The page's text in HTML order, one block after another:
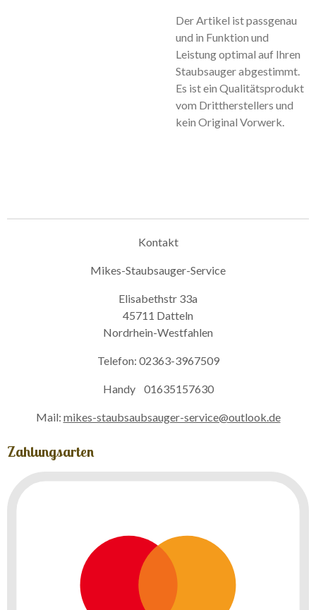
Der Artikel ist passgenau
und in Funktion und
Leistung optimal auf Ihren
Staubsauger abgestimmt.
Es ist ein Qualitätsprodukt
vom Drittherstellers und
kein Original Vorwerk.
Kontakt
Mikes-Staubsauger-Service
Elisabethstr 33a
45711 Datteln
Nordrhein-Westfahlen
Telefon: 02363-3967509
Handy 01635157630
Mail: mikes-staubsaubsauger-service@outlook.de
Zahlungsarten